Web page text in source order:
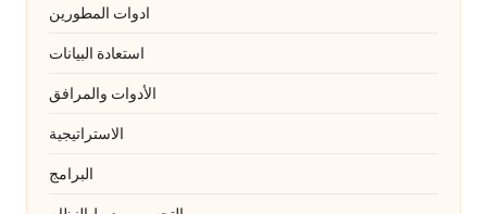
ادوات المطورين
استعادة البيانات
الأدوات والمرافق
الاستراتيجية
البرامج